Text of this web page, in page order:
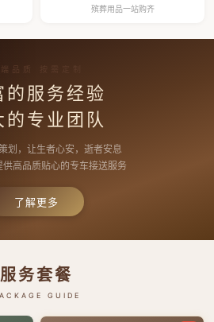
殡葬用品一站购齐
品质 按需定制
的服务经验
的专业团队
划，让生者心安，逝者安息
供高品质贴心的专车接送服务
了解更多
服务套餐
GUIDE